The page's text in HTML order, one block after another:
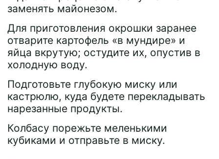
заменять майонезом.
Для приготовления окрошки заранее
отварите картофель «в мундире» и
яйца вкрутую; остудите их, опустив в
холодную воду.
Подготовьте глубокую миску или
кастрюлю, куда будете перекладывать
нарезанные продукты.
Колбасу порежьте меленькими
кубиками и отправьте в миску.